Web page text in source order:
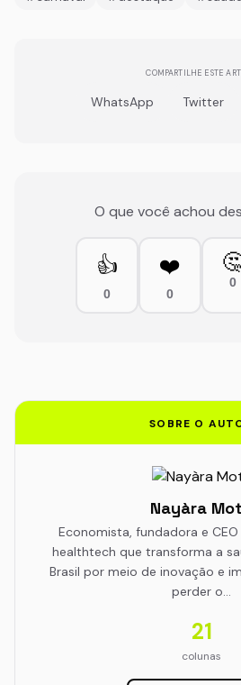
COMPARTILHE ESTE
WhatsApp Twitter
O que você achou
👍
0
❤️
0
0
SOBRE O
Nayàra
Economista, fundadora e
healthtech que transforma a
Brasil por meio de inovação e
perder o…
21
colunas